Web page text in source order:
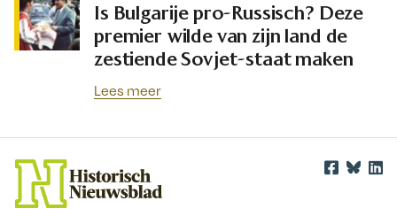
Is Bulgarije pro-Russisch? Deze
premier wilde van zijn land de
zestiende Sovjet-staat maken
Lees meer